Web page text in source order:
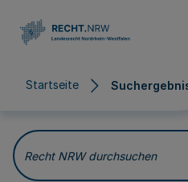
Startseite
Recht NRW durchsuchen